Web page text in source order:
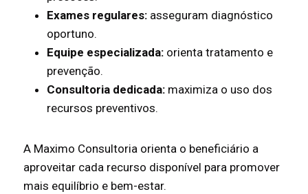
Exames regulares: asseguram diagnóstico
oportuno.
Equipe especializada: orienta tratamento e
prevenção.
Consultoria dedicada: maximiza o uso dos
recursos preventivos.
A Maximo Consultoria orienta o beneficiário a
aproveitar cada recurso disponível para promover
mais equilíbrio e bem-estar.